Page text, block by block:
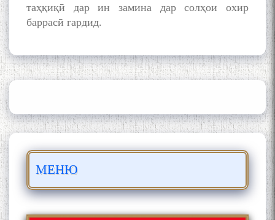
таҳқиқӣ дар ин замина дар солҳои охир
баррасӣ гардид.
МЕНЮ
ШАРҲИ МУЛОҚОТ БО АҲЛИ
АКАДЕМИЯИ МИЛЛИИ
ИЛМҲОИ ТОҶИКИСТОН
БО 4 000 000 СОМОНӢ
МӮЪМИН ҚАНОАТ СОХТА